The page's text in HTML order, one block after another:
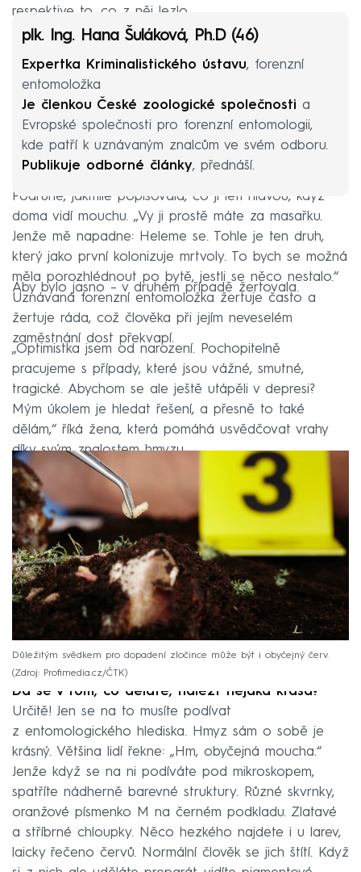
respektive to, co z něj lezlo.
plk. Ing. Hana Šuláková, Ph.D (46)
Expertka Kriminalistického ústavu, forenzní
entomoložka
Je členkou České zoologické společnosti a
Evropské společnosti pro forenzní entomologii,
kde patří k uznávaným znalcům ve svém odboru.
Publikuje odborné články, přednáší.
Podruhé, jakmile popisovala, co jí letí hlavou, když
doma vidí mouchu. „Vy ji prostě máte za masařku.
Jenže mě napadne: Heleme se. Tohle je ten druh,
který jako první kolonizuje mrtvoly. To bych se možná
měla porozhlédnout po bytě, jestli se něco nestalo.“
Aby bylo jasno – v druhém případě žertovala.
Uznávaná forenzní entomoložka žertuje často a
žertuje ráda, což člověka při jejím neveselém
zaměstnání dost překvapí.
„Optimistka jsem od narození. Pochopitelně
pracujeme s případy, které jsou vážné, smutné,
tragické. Abychom se ale ještě utápěli v depresi?
Mým úkolem je hledat řešení, a přesně to také
dělám,“ říká žena, která pomáhá usvědčovat vrahy
díky svým znalostem hmyzu.
Důležitým svědkem pro dopadení zločince může být i obyčejný červ.
Zdroj: Profimedia.cz/ČTK
Dá se v tom, co děláte, nalézt nějaká krása?
Určitě! Jen se na to musíte podívat
z entomologického hlediska. Hmyz sám o sobě je
krásný. Většina lidí řekne: „Hm, obyčejná moucha.“
Jenže když se na ni podíváte pod mikroskopem,
spatříte nádherně barevné struktury. Různé skvrnky,
oranžové písmenko M na černém podkladu. Zlatavé
a stříbrné chloupky. Něco hezkého najdete i u larev,
laicky řečeno červů. Normální člověk se jich štítí. Když